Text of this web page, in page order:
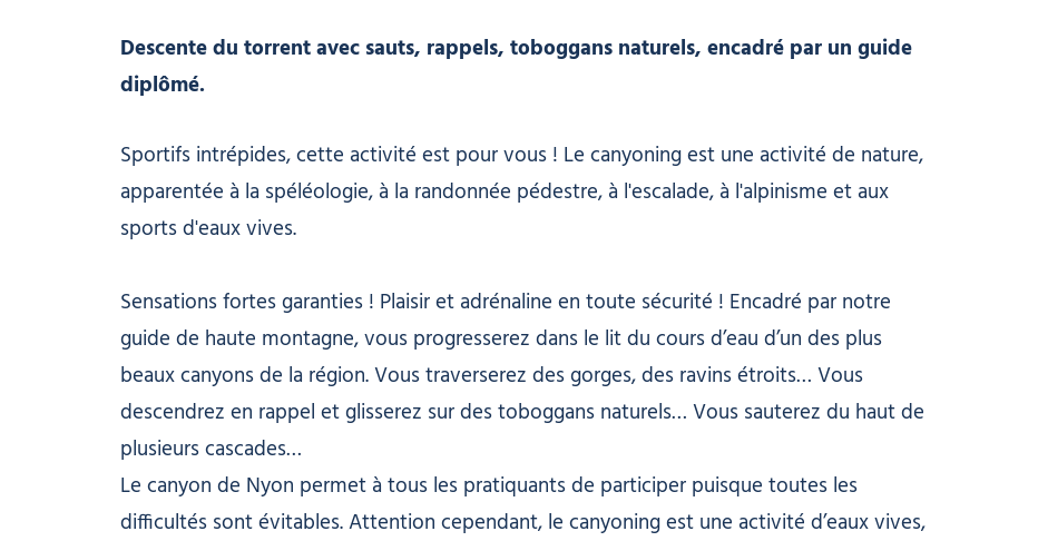
Descente du torrent avec sauts, rappels, toboggans naturels, encadré par un guide
diplômé.
Sportifs intrépides, cette activité est pour vous ! Le canyoning est une activité de nature,
apparentée à la spéléologie, à la randonnée pédestre, à l'escalade, à l'alpinisme et aux
sports d'eaux vives.
Sensations fortes garanties ! Plaisir et adrénaline en toute sécurité ! Encadré par notre
guide de haute montagne, vous progresserez dans le lit du cours d’eau d’un des plus
beaux canyons de la région. Vous traverserez des gorges, des ravins étroits… Vous
descendrez en rappel et glisserez sur des toboggans naturels… Vous sauterez du haut de
plusieurs cascades…
Le canyon de Nyon permet à tous les pratiquants de participer puisque toutes les
difficultés sont évitables. Attention cependant, le canyoning est une activité d’eaux vives,